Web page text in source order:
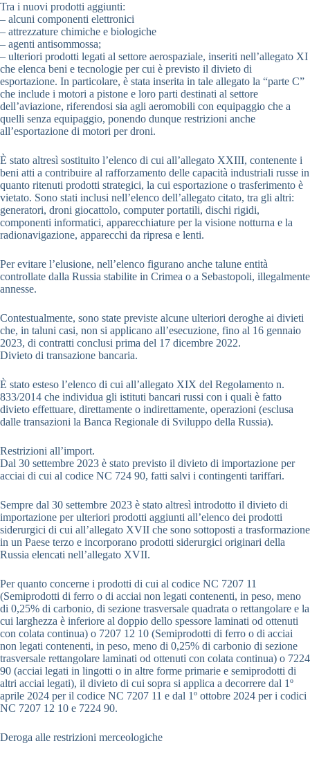
Tra i nuovi prodotti aggiunti:
– alcuni componenti elettronici
– attrezzature chimiche e biologiche
– agenti antisommossa;
– ulteriori prodotti legati al settore aerospaziale, inseriti nell’allegato XI
che elenca beni e tecnologie per cui è previsto il divieto di
esportazione. In particolare, è stata inserita in tale allegato la “parte C”
che include i motori a pistone e loro parti destinati al settore
dell’aviazione, riferendosi sia agli aeromobili con equipaggio che a
quelli senza equipaggio, ponendo dunque restrizioni anche
all’esportazione di motori per droni.
È stato altresì sostituito l’elenco di cui all’allegato XXIII, contenente i
beni atti a contribuire al rafforzamento delle capacità industriali russe in
quanto ritenuti prodotti strategici, la cui esportazione o trasferimento è
vietato. Sono stati inclusi nell’elenco dell’allegato citato, tra gli altri:
generatori, droni giocattolo, computer portatili, dischi rigidi,
componenti informatici, apparecchiature per la visione notturna e la
radionavigazione, apparecchi da ripresa e lenti.
Per evitare l’elusione, nell’elenco figurano anche talune entità
controllate dalla Russia stabilite in Crimea o a Sebastopoli, illegalmente
annesse.
Contestualmente, sono state previste alcune ulteriori deroghe ai divieti
che, in taluni casi, non si applicano all’esecuzione, fino al 16 gennaio
2023, di contratti conclusi prima del 17 dicembre 2022.
Divieto di transazione bancaria.
È stato esteso l’elenco di cui all’allegato XIX del Regolamento n.
833/2014 che individua gli istituti bancari russi con i quali è fatto
divieto effettuare, direttamente o indirettamente, operazioni (esclusa
dalle transazioni la Banca Regionale di Sviluppo della Russia).
Restrizioni all’import.
Dal 30 settembre 2023 è stato previsto il divieto di importazione per
acciai di cui al codice NC 724 90, fatti salvi i contingenti tariffari.
Sempre dal 30 settembre 2023 è stato altresì introdotto il divieto di
importazione per ulteriori prodotti aggiunti all’elenco dei prodotti
siderurgici di cui all’allegato XVII che sono sottoposti a trasformazione
in un Paese terzo e incorporano prodotti siderurgici originari della
Russia elencati nell’allegato XVII.
Per quanto concerne i prodotti di cui al codice NC 7207 11
(Semiprodotti di ferro o di acciai non legati contenenti, in peso, meno
di 0,25% di carbonio, di sezione trasversale quadrata o rettangolare e la
cui larghezza è inferiore al doppio dello spessore laminati od ottenuti
con colata continua) o 7207 12 10 (Semiprodotti di ferro o di acciai
non legati contenenti, in peso, meno di 0,25% di carbonio di sezione
trasversale rettangolare laminati od ottenuti con colata continua) o 7224
90 (acciai legati in lingotti o in altre forme primarie e semiprodotti di
altri acciai legati), il divieto di cui sopra si applica a decorrere dal 1º
aprile 2024 per il codice NC 7207 11 e dal 1º ottobre 2024 per i codici
NC 7207 12 10 e 7224 90.
Deroga alle restrizioni merceologiche